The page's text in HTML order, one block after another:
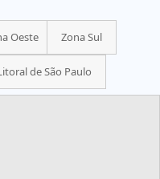
Oeste Zona Sul
de São Paulo